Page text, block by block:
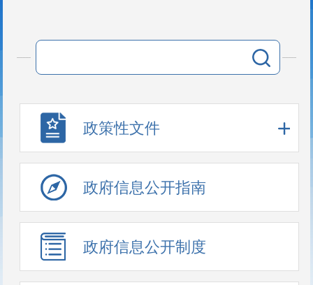
政策性文件
政府信息公开指南
政府信息公开制度